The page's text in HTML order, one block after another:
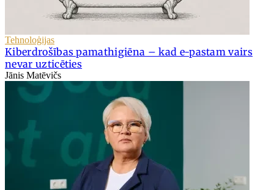
Tehnoloģijas
Kiberdrošības pamathigiēna – kad e-pastam vairs
nevar uzticēties
Jānis Matēvičs